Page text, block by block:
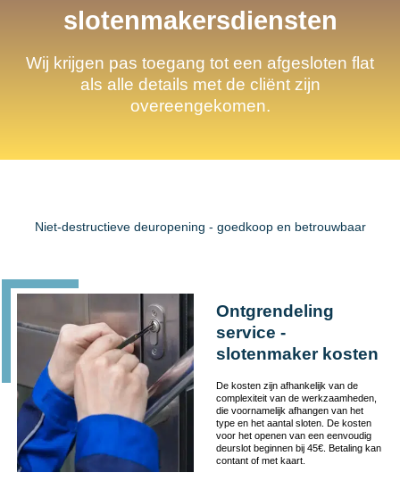
slotenmakersdiensten
Wij krijgen pas toegang tot een afgesloten flat
als alle details met de cliënt zijn
overeengekomen.
Niet-destructieve deuropening - goedkoop en betrouwbaar
Ontgrendeling
service -
slotenmaker kosten
De kosten zijn afhankelijk van de
complexiteit van de werkzaamheden,
die voornamelijk afhangen van het
type en het aantal sloten. De kosten
voor het openen van een eenvoudig
deurslot beginnen bij 45€. Betaling kan
contant of met kaart.